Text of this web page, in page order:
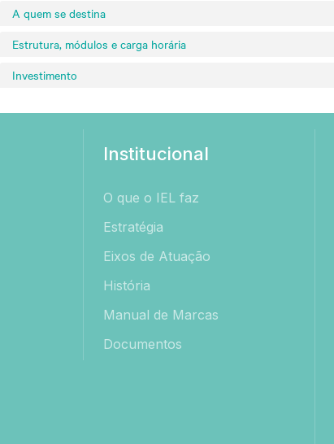
A quem se destina
Estrutura, módulos e carga horária
Investimento
Institucional
O que o IEL faz
Estratégia
Eixos de Atuação
História
Manual de Marcas
Documentos